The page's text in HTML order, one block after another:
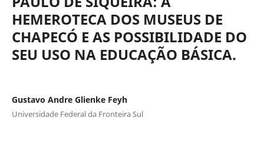
HEMEROTECA DOS MUSEUS DE
CHAPECÓ E AS POSSIBILIDADE DO
SEU USO NA EDUCAÇÃO BÁSICA.
Gustavo Andre Glienke Feyh
Universidade Federal da Fronteira Sul